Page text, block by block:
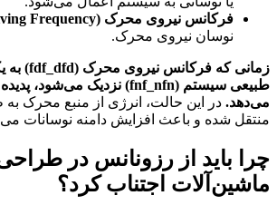
فرکانس نیروی محرک (Driving Frequency):
نوسان نیروی محرک.
زمانی که فرکانس نیروی محرک ( fdf_dfd
) به
طبیعی سیستم (
fnf_nfn
) نزدیک می‌شود،
می‌دهد. در این حالت، انرژی از منبع محرک
منتقل شده و باعث افزایش دامنه نوسانات
چرا باید از رزونانس در
ماشین‌آلات اجتناب کرد؟